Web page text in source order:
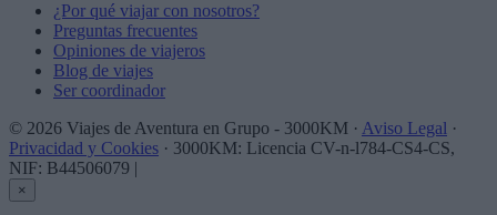
¿Por qué viajar con nosotros?
Preguntas frecuentes
Opiniones de viajeros
Blog de viajes
Ser coordinador
© 2026 Viajes de Aventura en Grupo - 3000KM · Aviso Legal ·
Privacidad y Cookies · 3000KM: Licencia CV-n-l784-CS4-CS,
NIF: B44506079 |
×